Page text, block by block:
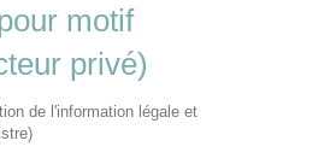
motif
privé)
de l'information légale et